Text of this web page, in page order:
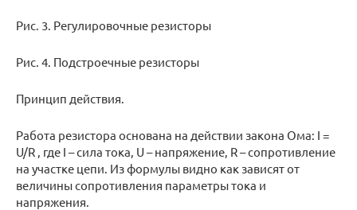
Рис. 3. Регулировочные резисторы
Рис. 4. Подстроечные резисторы
Принцип действия.
Работа резистора основана на действии закона Ома: I =
U/R , где I – сила тока, U – напряжение, R – сопротивление
на участке цепи. Из формулы видно как зависят от
величины сопротивления параметры тока и
напряжения.